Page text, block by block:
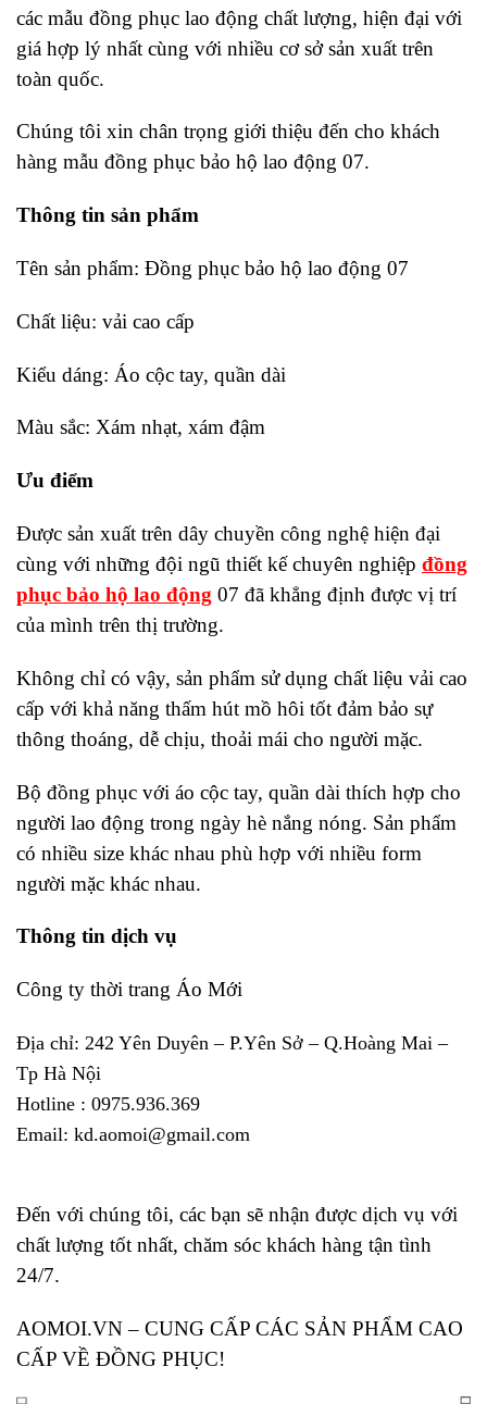
các mẫu đồng phục lao động chất lượng, hiện đại với
giá hợp lý nhất cùng với nhiều cơ sở sản xuất trên
toàn quốc.
Chúng tôi xin chân trọng giới thiệu đến cho khách
hàng mẫu đồng phục bảo hộ lao động 07.
Thông tin sản phẩm
Tên sản phẩm: Đồng phục bảo hộ lao động 07
Chất liệu: vải cao cấp
Kiểu dáng: Áo cộc tay, quần dài
Màu sắc: Xám nhạt, xám đậm
Ưu điểm
Được sản xuất trên dây chuyền công nghệ hiện đại
cùng với những đội ngũ thiết kế chuyên nghiệp đồng
phục bảo hộ lao động 07 đã khẳng định được vị trí
của mình trên thị trường.
Không chỉ có vậy, sản phẩm sử dụng chất liệu vải cao
cấp với khả năng thấm hút mồ hôi tốt đảm bảo sự
thông thoáng, dễ chịu, thoải mái cho người mặc.
Bộ đồng phục với áo cộc tay, quần dài thích hợp cho
người lao động trong ngày hè nắng nóng. Sản phẩm
có nhiều size khác nhau phù hợp với nhiều form
người mặc khác nhau.
Thông tin dịch vụ
Công ty thời trang Áo Mới
Địa chỉ: 242 Yên Duyên – P.Yên Sở – Q.Hoàng Mai –
Tp Hà Nội
Hotline : 0975.936.369
Email: kd.aomoi@gmail.com
Đến với chúng tôi, các bạn sẽ nhận được dịch vụ với
chất lượng tốt nhất, chăm sóc khách hàng tận tình
24/7.
AOMOI.VN – CUNG CẤP CÁC SẢN PHẨM CAO
CẤP VỀ ĐỒNG PHỤC!